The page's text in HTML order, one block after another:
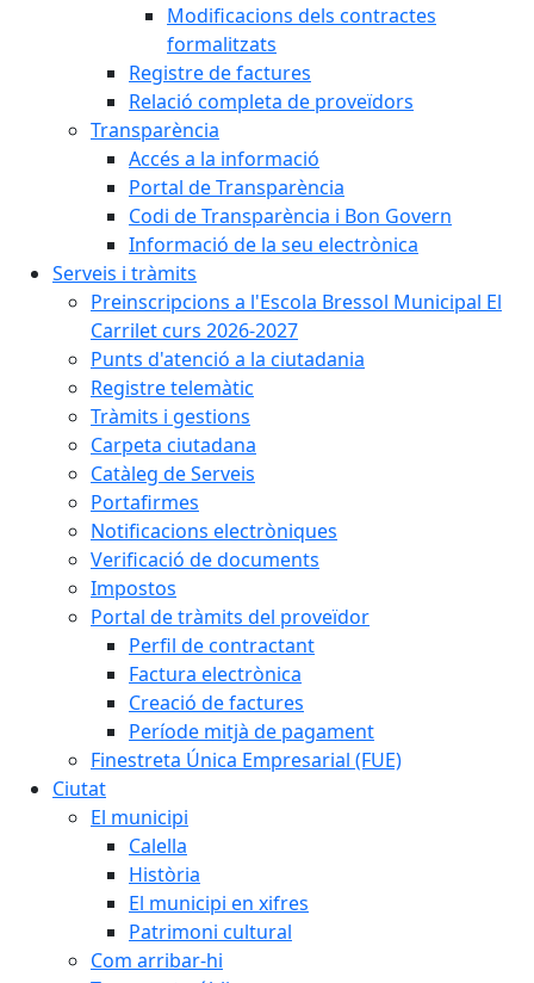
Modificacions dels contractes
formalitzats
Registre de factures
Relació completa de proveïdors
Transparència
Accés a la informació
Portal de Transparència
Codi de Transparència i Bon Govern
Informació de la seu electrònica
Serveis i tràmits
Preinscripcions a l'Escola Bressol Municipal El
Carrilet curs 2026-2027
Punts d'atenció a la ciutadania
Registre telemàtic
Tràmits i gestions
Carpeta ciutadana
Catàleg de Serveis
Portafirmes
Notificacions electròniques
Verificació de documents
Impostos
Portal de tràmits del proveïdor
Perfil de contractant
Factura electrònica
Creació de factures
Període mitjà de pagament
Finestreta Única Empresarial (FUE)
Ciutat
El municipi
Calella
Història
El municipi en xifres
Patrimoni cultural
Com arribar-hi